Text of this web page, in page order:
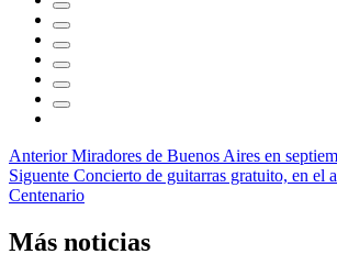
Navegación
de
AnteriorMiradores de Buenos Aires en
Siguente Concierto de guitarras gratuito, en el
Centenario
Más noticias